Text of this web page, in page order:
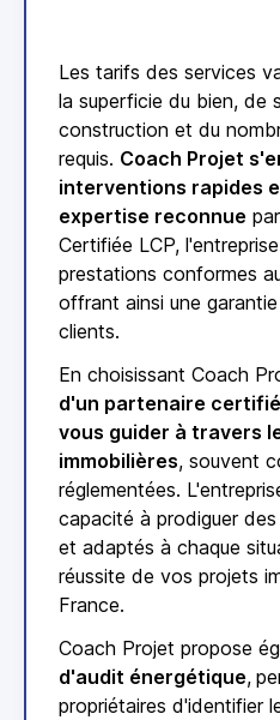
Les tarifs des services
la superficie du bien, de
construction et du
requis. Coach Projet
interventions rapides
expertise reconnue
Certifiée LCP,
prestations conformes
offrant ainsi une
clients.
En choisissant Coach
d'un partenaire
vous guider à travers
immobilières, souvent
réglementées.
capacité à prodiguer
et adaptés à chaque
réussite de vos projets
France.
Coach Projet propose
d'audit énergétique,
propriétaires d'identifier